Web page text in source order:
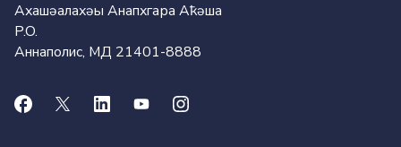
Ахашәалахәы Анапхгара Аҟәша
P.O.
Аннаполис, МД 21401-8888